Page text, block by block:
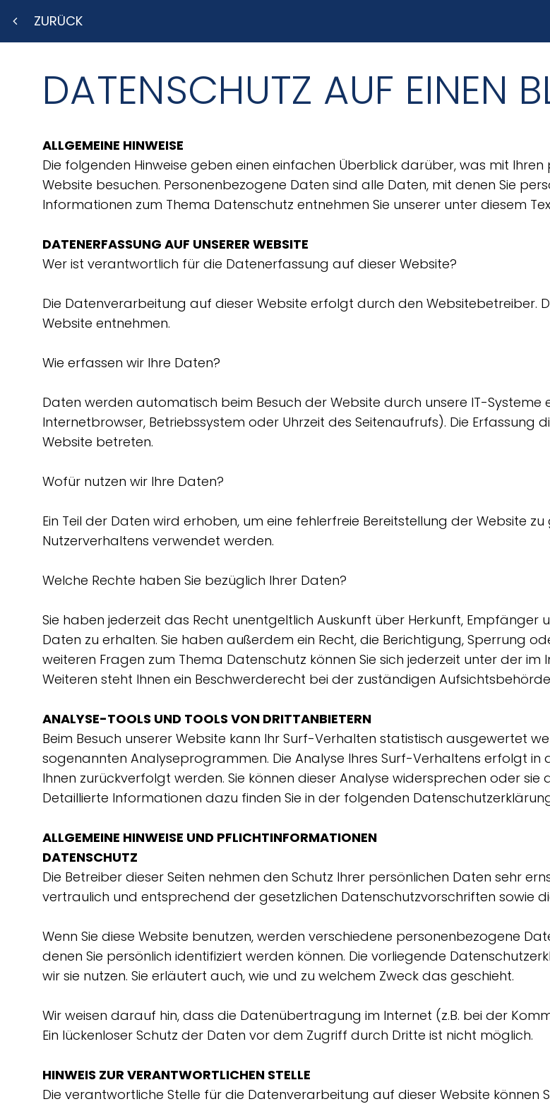
ZURÜCK
DATENSCHUTZ AUF EINEN
ALLGEMEINE HINWEISE
Die folgenden Hinweise geben einen einfachen Überblick darüber, was mit
Website besuchen. Personenbezogene Daten sind alle Daten, mit denen Sie
Informationen zum Thema Datenschutz entnehmen Sie unserer unter diesem
DATENERFASSUNG AUF UNSERER WEBSITE
Wer ist verantwortlich für die Datenerfassung auf dieser Website?
Die Datenverarbeitung auf dieser Website erfolgt durch den Websitebetreiber.
Website entnehmen.
Wie erfassen wir Ihre Daten?
Daten werden automatisch beim Besuch der Website durch unsere IT-Systeme
Internetbrowser, Betriebssystem oder Uhrzeit des Seitenaufrufs). Die
Website betreten.
Wofür nutzen wir Ihre Daten?
Ein Teil der Daten wird erhoben, um eine fehlerfreie Bereitstellung der Website
Nutzerverhaltens verwendet werden.
Welche Rechte haben Sie bezüglich Ihrer Daten?
Sie haben jederzeit das Recht unentgeltlich Auskunft über Herkunft,
Daten zu erhalten. Sie haben außerdem ein Recht, die Berichtigung, Sperrung
weiteren Fragen zum Thema Datenschutz können Sie sich jederzeit unter der
Weiteren steht Ihnen ein Beschwerderecht bei der zuständigen
ANALYSE-TOOLS UND TOOLS VON DRITTANBIETERN
Beim Besuch unserer Website kann Ihr Surf-Verhalten statistisch ausgewertet
sogenannten Analyseprogrammen. Die Analyse Ihres Surf-Verhaltens erfolgt
Ihnen zurückverfolgt werden. Sie können dieser Analyse widersprechen oder
Detaillierte Informationen dazu finden Sie in der folgenden
ALLGEMEINE HINWEISE UND PFLICHTINFORMATIONEN
DATENSCHUTZ
Die Betreiber dieser Seiten nehmen den Schutz Ihrer persönlichen Daten sehr
vertraulich und entsprechend der gesetzlichen Datenschutzvorschriften sowie
Wenn Sie diese Website benutzen, werden verschiedene personenbezogene
denen Sie persönlich identifiziert werden können. Die vorliegende
wir sie nutzen. Sie erläutert auch, wie und zu welchem Zweck das geschieht.
Wir weisen darauf hin, dass die Datenübertragung im Internet (z.B. bei der
Ein lückenloser Schutz der Daten vor dem Zugriff durch Dritte ist nicht möglich.
HINWEIS ZUR VERANTWORTLICHEN STELLE
Die verantwortliche Stelle für die Datenverarbeitung auf dieser Website können